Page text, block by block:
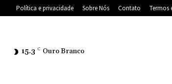
Política e privacidade Sobre Nós Contato Termos
15.3 C Ouro Branco